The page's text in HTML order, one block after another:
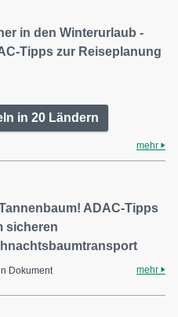
in den Winterurlaub -
Tipps zur Reiseplanung
in 20 Ländern
mehr
ADAC-Tipps
sicheren
Dokument mehr